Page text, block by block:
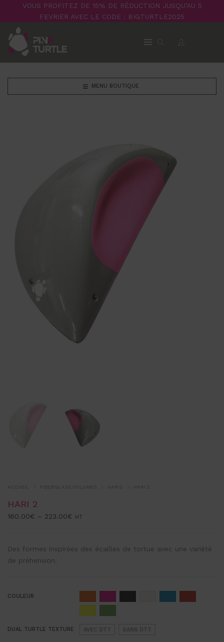
VOUS PROFITEZ DE 15% DE RÉDUCTION JUSQU’AU 5
FEVRIER AVEC LE CODE : BIGTURTLE2025
MENU BOUTIQUE
FIBERGLASS VOLUMES HARIS HARI 2
HARI 2
160.00€ – 223.00€ HT
Des formes inspirées des écailles de tortue avec une variété
de préhension.
COULEUR
DUAL TURTLE TEXTURE